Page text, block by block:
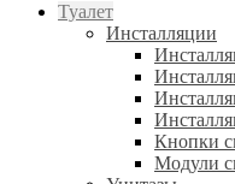
Туалет
Инсталляции
Кнопки
Модули